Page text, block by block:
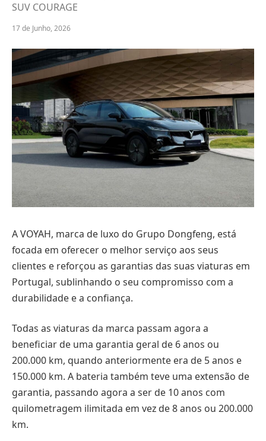
SUV COURAGE
17 de Junho, 2026
A VOYAH, marca de luxo do Grupo Dongfeng, está
focada em oferecer o melhor serviço aos seus
clientes e reforçou as garantias das suas viaturas em
Portugal, sublinhando o seu compromisso com a
durabilidade e a confiança.
Todas as viaturas da marca passam agora a
beneficiar de uma garantia geral de 6 anos ou
200.000 km, quando anteriormente era de 5 anos e
150.000 km. A bateria também teve uma extensão de
garantia, passando agora a ser de 10 anos com
quilometragem ilimitada em vez de 8 anos ou 200.000
km.